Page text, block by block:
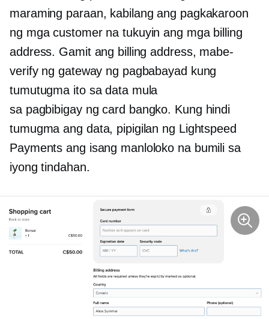
maraming paraan, kabilang ang pagkakaroon
ng mga customer na tukuyin ang mga billing
address. Gamit ang billing address, mabe-
verify ng gateway ng pagbabayad kung
tumutugma ito sa data mula
sa pagbibigay ng card bangko. Kung hindi
tumugma ang data, pipigilan ng Lightspeed
Payments ang isang manloloko na bumili sa
iyong tindahan.